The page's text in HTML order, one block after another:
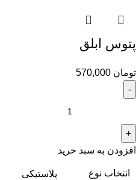
پتوس ابلق
تومان
افزودن به سبد خرید
انتخاب نوع
پلاستیکی